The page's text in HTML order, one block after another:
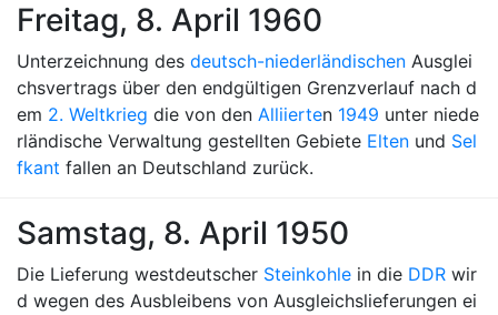
Freitag, 8. April 1960
Unterzeichnung des deutsch-niederländischen Ausglei
chsvertrags über den endgültigen Grenzverlauf nach d
em 2. Weltkrieg die von den Alliierten 1949 unter niede
rländische Verwaltung gestellten Gebiete Elten und Sel
fkant fallen an Deutschland zurück.
Samstag, 8. April 1950
Die Lieferung westdeutscher Steinkohle in die DDR wir
d wegen des Ausbleibens von Ausgleichslieferungen ei